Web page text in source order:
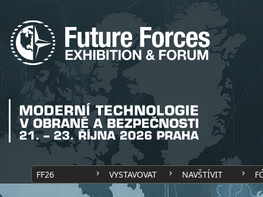
FF26 VYSTAVOVAT NAVŠTÍVIT